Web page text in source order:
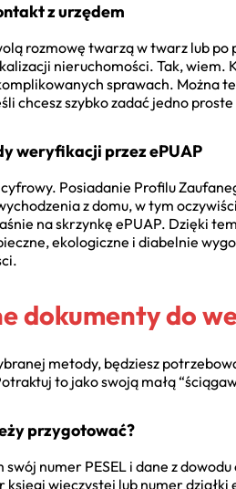
z urzędem
rozmowę twarzą w twarz lub
nieruchomości. Tak,
sprawach. Można
chcesz szybko zadać jedno
weryfikacji przez ePUAP
Posiadanie Profilu
z domu, w tym
na skrzynkę ePUAP. Dzięki
ekologiczne i diabelnie
dokumenty do
metody, będziesz
to jako swoją małą
przygotować?
swój numer PESEL i dane z
księgi wieczystej lub numer